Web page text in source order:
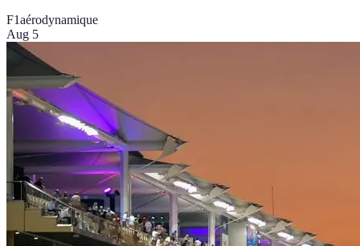
F1aérodynamique
Aug 5